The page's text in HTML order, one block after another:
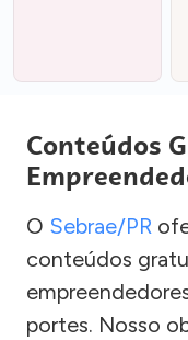
Conteúdos
O Sebrae/PR
conteúdos
portes. Nosso